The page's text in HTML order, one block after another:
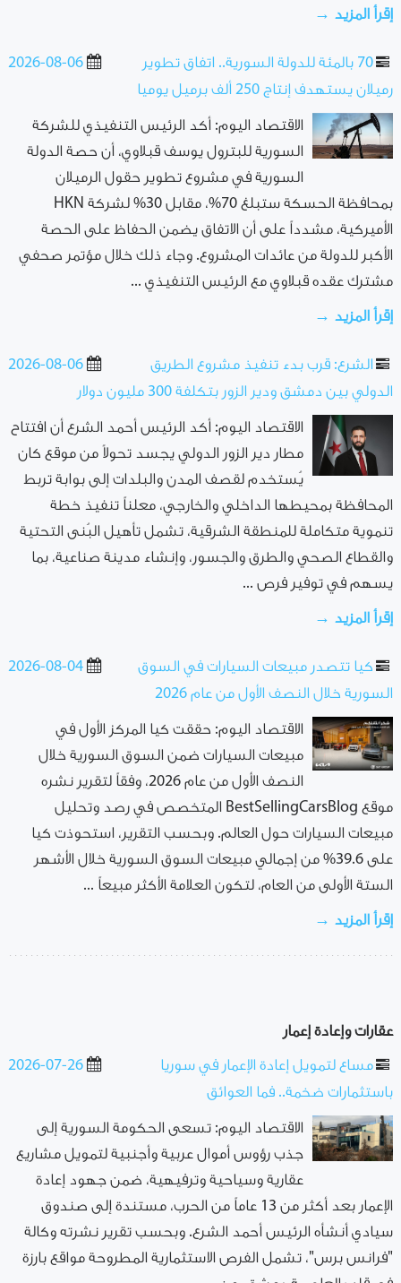
إقرأ المزيد →
2026-08-06
70 بالمئة للدولة السورية.. اتفاق تطوير
رميلان يستهدف إنتاج 250 ألف برميل يوميا
الاقتصاد اليوم: أكد الرئيس التنفيذي للشركة
السورية للبترول يوسف قبلاوي، أن حصة الدولة
السورية في مشروع تطوير حقول الرميلان
بمحافظة الحسكة ستبلغ 70%، مقابل 30% لشركة HKN
الأميركية، مشدداً على أن الاتفاق يضمن الحفاظ على الحصة
الأكبر للدولة من عائدات المشروع. وجاء ذلك خلال مؤتمر صحفي
مشترك عقده قبلاوي مع الرئيس التنفيذي ...
إقرأ المزيد →
2026-08-06
الشرع: قرب بدء تنفيذ مشروع الطريق
الدولي بين دمشق ودير الزور بتكلفة 300 مليون دولار
الاقتصاد اليوم: أكد الرئيس أحمد الشرع أن افتتاح
مطار دير الزور الدولي يجسد تحولاً من موقع كان
يُستخدم ‌‏لقصف المدن والبلدات إلى بوابة تربط
المحافظة بمحيطها الداخلي والخارجي، معلناً تنفيذ خطة
‌‏تنموية متكاملة للمنطقة الشرقية، تشمل تأهيل البُنى التحتية
والقطاع الصحي والطرق والجسور، ‌‏وإنشاء مدينة صناعية، بما
يسهم في توفير فرص ...
إقرأ المزيد →
2026-08-04
كيا تتصدر مبيعات السيارات في السوق
السورية خلال النصف الأول من عام 2026
الاقتصاد اليوم: حققت كيا المركز الأول في
مبيعات السيارات ضمن السوق السورية خلال
النصف الأول من عام 2026، وفقاً لتقرير نشره
موقع BestSellingCarsBlog المتخصص في رصد وتحليل
مبيعات السيارات حول العالم. وبحسب التقرير، استحوذت كيا
على 39.6% من إجمالي مبيعات السوق السورية خلال الأشهر
الستة الأولى من العام، لتكون العلامة الأكثر مبيعاً ...
إقرأ المزيد →
عقارات وإعادة إعمار
2026-07-26
مساع لتمويل إعادة الإعمار في سوريا
باستثمارات ضخمة.. فما العوائق
الاقتصاد اليوم: تسعى الحكومة السورية إلى
جذب رؤوس أموال عربية وأجنبية لتمويل مشاريع
عقارية وسياحية وترفيهية، ضمن جهود إعادة
الإعمار بعد أكثر من 13 عاماً من الحرب، مستندة إلى صندوق
سيادي أنشأه الرئيس أحمد الشرع. وبحسب تقرير نشرته وكالة
"فرانس برس"، تشمل الفرص الاستثمارية المطروحة مواقع بارزة